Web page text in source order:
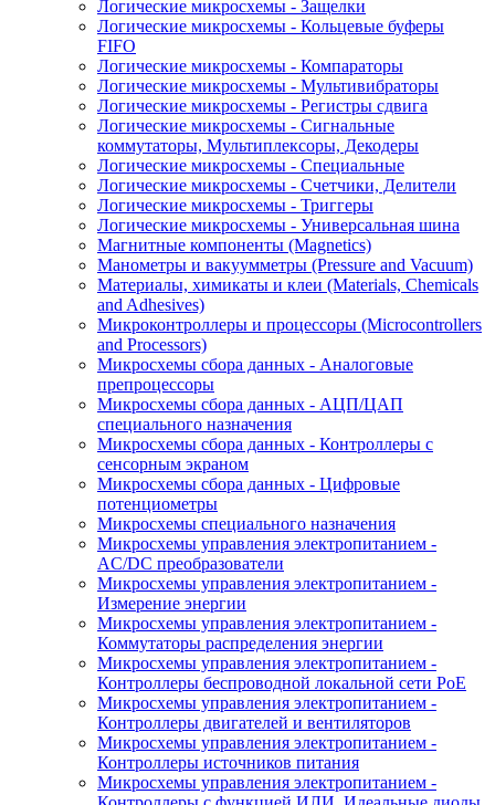
Логические микросхемы - Защелки
Логические микросхемы - Кольцевые буферы
FIFO
Логические микросхемы - Компараторы
Логические микросхемы - Мультивибраторы
Логические микросхемы - Регистры сдвига
Логические микросхемы - Сигнальные
коммутаторы, Мультиплексоры, Декодеры
Логические микросхемы - Специальные
Логические микросхемы - Счетчики, Делители
Логические микросхемы - Триггеры
Логические микросхемы - Универсальная шина
Магнитные компоненты (Magnetics)
Манометры и вакуумметры (Pressure and Vacuum)
Материалы, химикаты и клеи (Materials, Chemicals
and Adhesives)
Микроконтроллеры и процессоры (Microcontrollers
and Processors)
Микросхемы сбора данных - Аналоговые
препроцессоры
Микросхемы сбора данных - АЦП/ЦАП
специального назначения
Микросхемы сбора данных - Контроллеры с
сенсорным экраном
Микросхемы сбора данных - Цифровые
потенциометры
Микросхемы специального назначения
Микросхемы управления электропитанием -
AC/DC преобразователи
Микросхемы управления электропитанием -
Измерение энергии
Микросхемы управления электропитанием -
Коммутаторы распределения энергии
Микросхемы управления электропитанием -
Контроллеры беспроводной локальной сети PoE
Микросхемы управления электропитанием -
Контроллеры двигателей и вентиляторов
Микросхемы управления электропитанием -
Контроллеры источников питания
Микросхемы управления электропитанием -